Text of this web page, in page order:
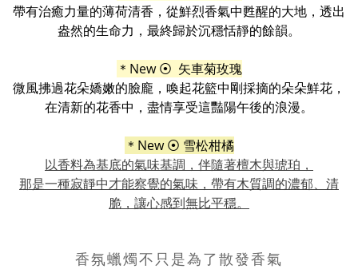
帶有治癒力量的薄荷清香，從鮮烈香氣中甦醒的大地，透出
盎然的生命力，最終歸於沉穩恬靜的餘韻。
＊ New ⦿ 矢車菊玫瑰
微風拂過花朵嬌嫩的臉龐，喚起花籃中剛採摘的朵朵鮮花，
在清新的花香中，盡情享受這豔陽午後的浪漫。
＊ New ⦿ 雪松柑橘
以香料為基底的氣味基調，伴隨著檀木與琥珀，
那是一種寂靜中才能察覺的氣味，帶有木質調的濃郁、清
脆，讓心感到無比平穩。
香氛蠟燭不只是為了散發香氣